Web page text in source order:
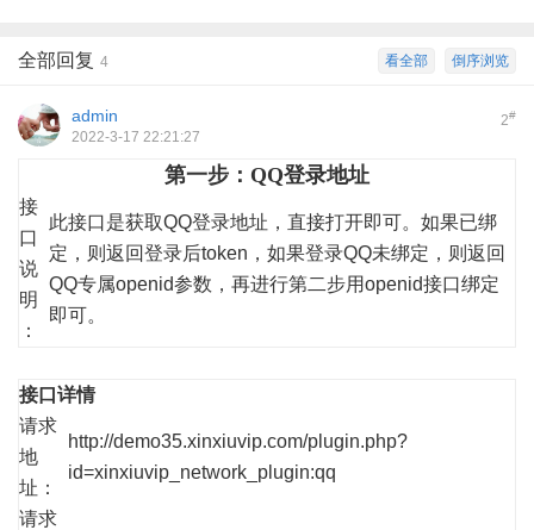
倒序浏览
看全部
全部回复 4
2#
admin
2022-3-17 22:21:27
第一步：QQ登录地址
接
口
说
明
：
此接口是获取QQ登录地址，直接打开即可。如果已绑
定，则返回登录后token，如果登录QQ未绑定，则返回
QQ专属openid参数，再进行第二步用openid接口绑定
即可。
接口详情
请求
地
址：
http://demo35.xinxiuvip.com/plugin.php?
id=xinxiuvip_network_plugin:qq
请求